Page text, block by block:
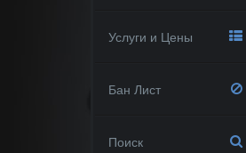
Услуги и Цены
Бан Лист
Поиск